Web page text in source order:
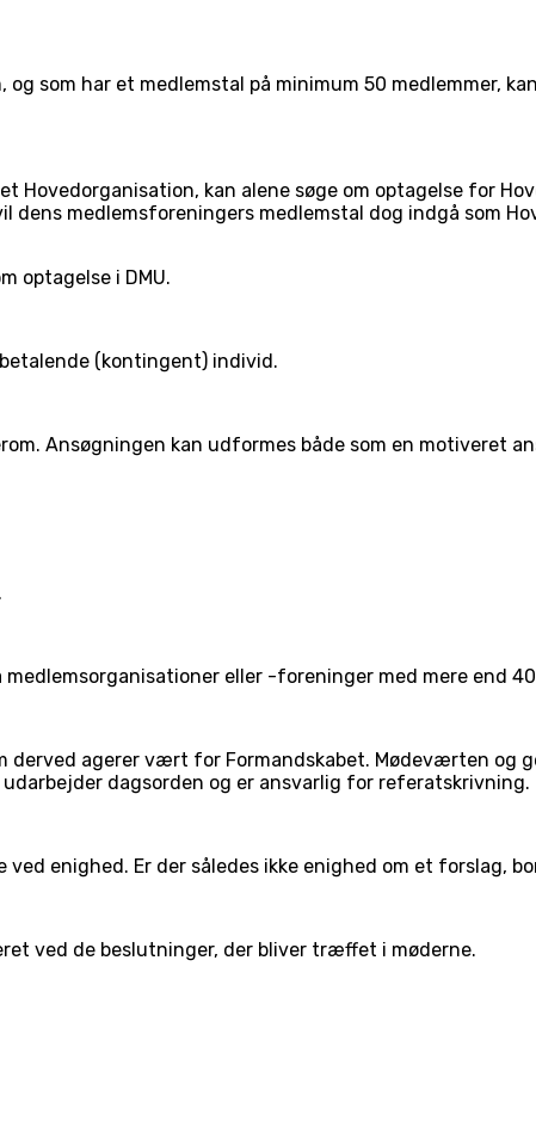
som har et medlemstal på minimum 50 medlemmer,
Hovedorganisation, kan alene søge om optagelse for
medlemsforeningers medlemstal dog indgå som
optagelse i DMU.
(kontingent) individ.
Ansøgningen kan udformes både som en motiveret
eller -foreninger med mere end
derved agerer vært for Formandskabet. Mødeværten og
dagsorden og er ansvarlig for referatskrivning.
enighed. Er der således ikke enighed om et forslag,
ved de beslutninger, der bliver træffet i møderne.